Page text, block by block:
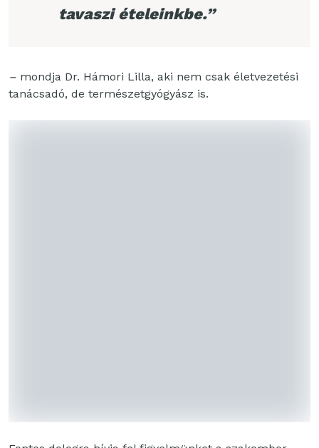
tavaszi ételeinkbe.”
– mondja Dr. Hámori Lilla, aki nem csak életvezetési
tanácsadó, de természetgyógyász is.